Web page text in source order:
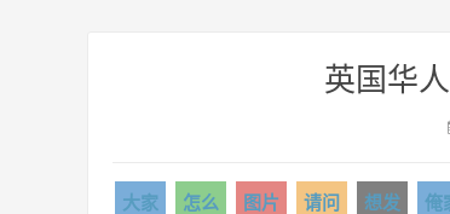
英国华
大家 怎么 图片 请问 想发 俺